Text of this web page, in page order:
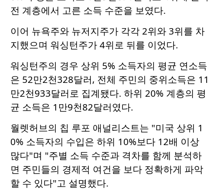
전 계층에서 고른 소득 수준을 보였다.
이어 뉴욕주와 뉴저지주가 각각 2위와 3위를 차
지했으며 워싱턴주가 4위로 뒤를 이었다.
워싱턴주의 경우 상위 5% 소득자의 평균 연소득
은 52만2천328달러, 전체 주민의 중위소득은 11
만2천933달러로 집계됐다. 하위 20% 계층의 평
균 소득은 1만9천82달러였다.
월렛허브의 칩 루포 애널리스트는 "미국 상위 1
0% 소득자의 수입은 하위 10%보다 12배 이상
많다"며 "주별 소득 수준과 격차를 함께 분석하
면 주민들의 경제적 여건을 보다 정확하게 파악
할 수 있다"고 설명했다.